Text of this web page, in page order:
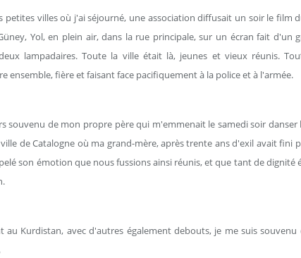
petites villes où j'ai séjourné, une association diffusait un soir le film
Yol, en plein air, dans la rue principale, sur un écran fait d'un
lampadaires. Toute la ville était là, jeunes et vieux réunis.
ensemble, fière et faisant face pacifiquement à la police et à l'armée.
souvenu de mon propre père qui m'emmenait le samedi soir danser
de Catalogne où ma grand-mère, après trente ans d'exil avait fini
son émotion que nous fussions ainsi réunis, et que tant de dignité
au Kurdistan, avec d'autres également debouts, je me suis souvenu